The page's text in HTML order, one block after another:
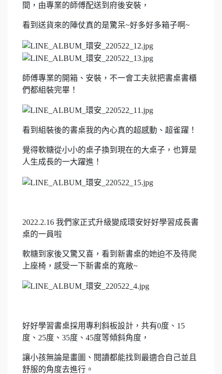
間，由專業的師傅配送到府後安裝，
看到送貨來的陣仗真的是驚呆~好多好多箱子啊~
師傅專業的開箱、安裝，不一會工夫就把書桌書櫃
們都組裝完畢！
看到組裝後的書桌我的內心真的超感動、超雀躍！
覺得軟糖從小小的桌子換到現在的大桌子，也算是
人生成長的一大躍進！
2022.2.16 我們家正式升級變成環安好好學習成長書
桌的一員啦
軟糖到家後又驚又喜，看到新書桌的她迫不及待爬
上座椅，感受一下新書桌的寬敞~
好好學習書桌採用專利斜板設計，共有0度、15
度、25度、35度、45度等傾斜角度，
讓小孩無論是畫圖、閱讀都能找到最適合自己並且
舒服的角度去進行。